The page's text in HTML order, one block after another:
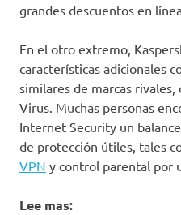
grandes descuentos en
En el otro extremo,
características adicionales
similares de marcas rivales,
Virus. Muchas personas
Internet Security un
de protección útiles, tales
VPN y control parental por
Lee mas: